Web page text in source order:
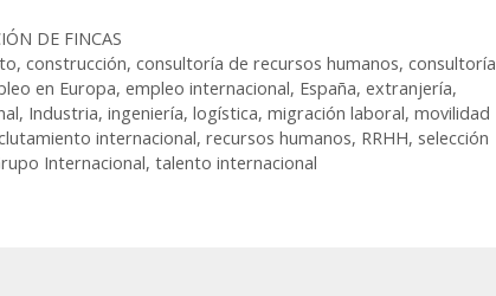
DE FINCAS
, construcción, consultoría de recursos humanos, consultoría
en Europa, empleo internacional, España, extranjería,
, Industria, ingeniería, logística, migración laboral, movilidad
internacional, recursos humanos, RRHH, selección
Internacional, talento internacional